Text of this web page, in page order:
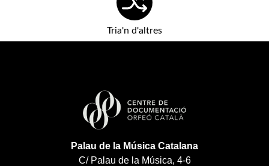
Tria'n d'altres
Palau de la Música Catalana
C/ Palau de la Música, 4-6